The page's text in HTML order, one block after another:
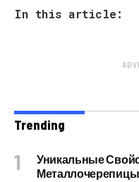
In this article:
Trending
Уникальные
Металлочерепицы